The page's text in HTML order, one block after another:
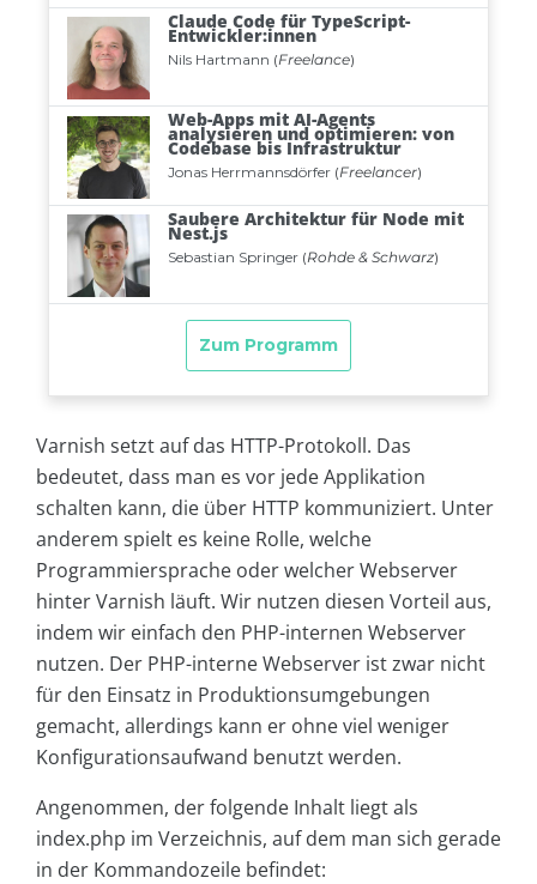
Varnish setzt auf das HTTP-Protokoll. Das
bedeutet, dass man es vor jede Applikation
schalten kann, die über HTTP kommuniziert. Unter
anderem spielt es keine Rolle, welche
Programmiersprache oder welcher Webserver
hinter Varnish läuft. Wir nutzen diesen Vorteil aus,
indem wir einfach den PHP-internen Webserver
nutzen. Der PHP-interne Webserver ist zwar nicht
für den Einsatz in Produktionsumgebungen
gemacht, allerdings kann er ohne viel weniger
Konfigurationsaufwand benutzt werden.
Angenommen, der folgende Inhalt liegt als
index.php im Verzeichnis, auf dem man sich gerade
in der Kommandozeile befindet: